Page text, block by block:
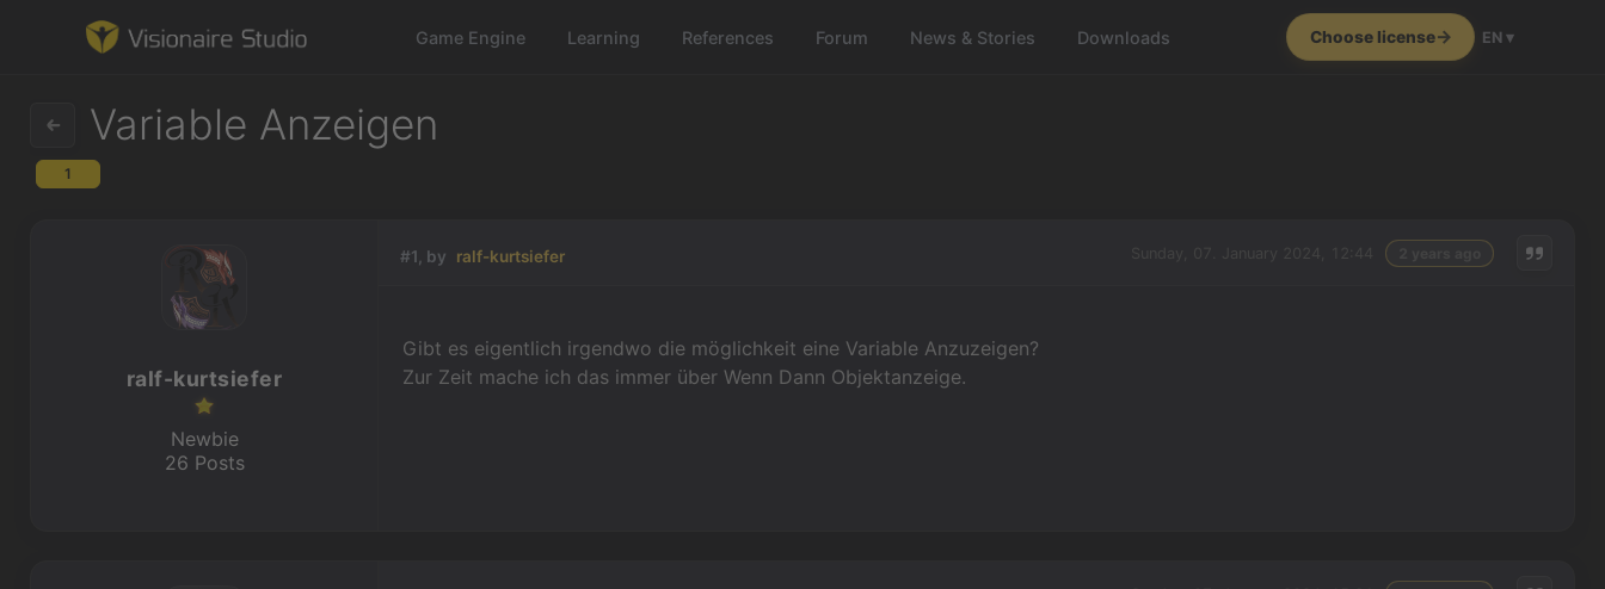
Game Engine Learning References Forum News & Stories Downloads Choose license EN ▾
Learning
References
Forum
News & Stories
Variable Anzeigen
1
#1, by ralf-kurtsiefer
Gibt es eigentlich irgendwo die möglichkeit eine Variable Anzuzeigen?
Zur Zeit mache ich das immer über Wenn Dann Objektanzeige.
ralf-kurtsiefer
Newbie
26 Posts